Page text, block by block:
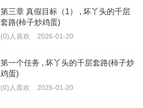
第三章 真假目标（1） , 坏丫头的千层
套路(柿子炒鸡蛋)
(0)人喜欢 2026-01-20
第一个任务 , 坏丫头的千层套路(柿子炒
鸡蛋)
(0)人喜欢 2026-01-20